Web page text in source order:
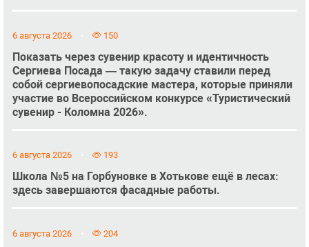
6 августа 2026 150
Показать через сувенир красоту и идентичность
Сергиева Посада — такую задачу ставили перед
собой сергиевопосадские мастера, которые приняли
участие во Всероссийском конкурсе «Туристический
сувенир - Коломна 2026».
6 августа 2026 193
Школа №5 на Горбуновке в Хотькове ещё в лесах:
здесь завершаются фасадные работы.
6 августа 2026 204